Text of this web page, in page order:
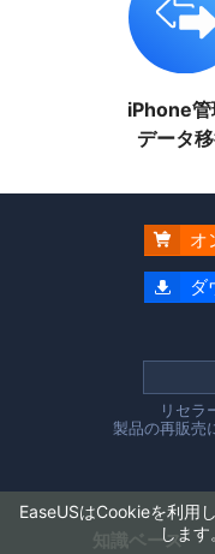
EaseUSはCookieを利用
します
iPhone管
データ
 オ
 ダ
リセラ
製品の再販売
知識ベース